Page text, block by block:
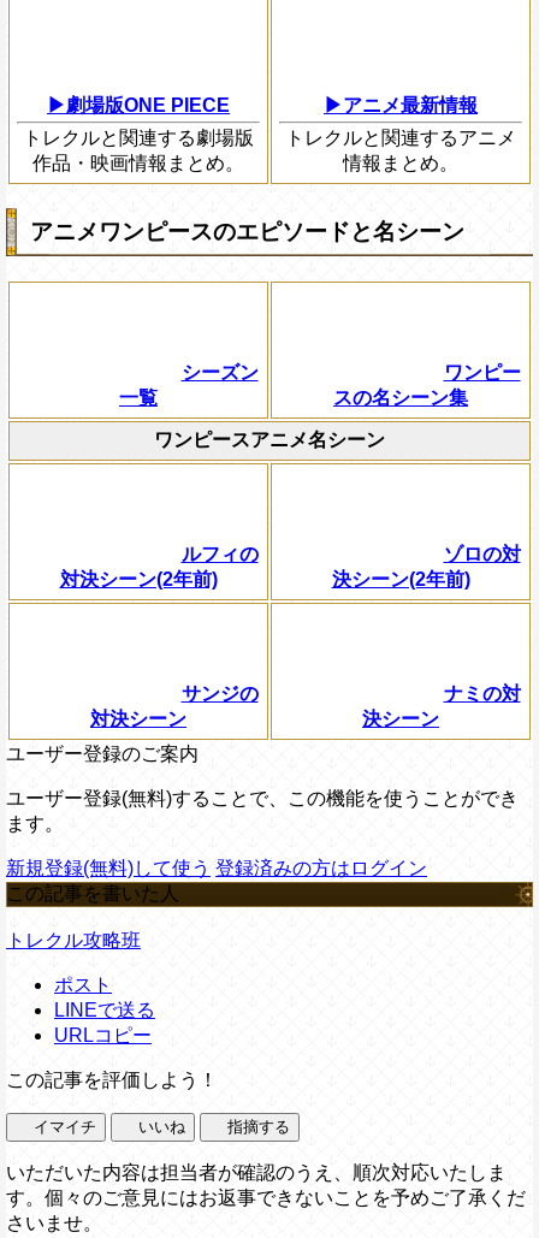
▶劇場版ONE PIECE
トレクルと関連する劇場版
作品・映画情報まとめ。
▶アニメ最新情報
トレクルと関連するアニメ
情報まとめ。
アニメワンピースのエピソードと名シーン
シーズン
一覧
ワンピー
スの名シーン集
ワンピースアニメ名シーン
ルフィの
対決シーン(2年前)
ゾロの対
決シーン(2年前)
サンジの
対決シーン
ナミの対
決シーン
ユーザー登録のご案内
ユーザー登録(無料)することで、この機能を使うことができ
ます。
新規登録(無料)して使う 登録済みの方はログイン
この記事を書いた人
トレクル攻略班
ポスト
LINEで送る
URLコピー
この記事を評価しよう！
イマイチ いいね 指摘する
いただいた内容は担当者が確認のうえ、順次対応いたしま
す。個々のご意見にはお返事できないことを予めご了承くだ
さいませ。